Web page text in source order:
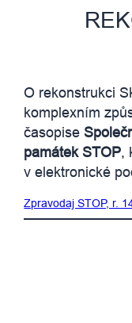
O rekonstrukci
komplexním
časopise
památek STOP,
v elektronické
Zpravodaj STOP, r.